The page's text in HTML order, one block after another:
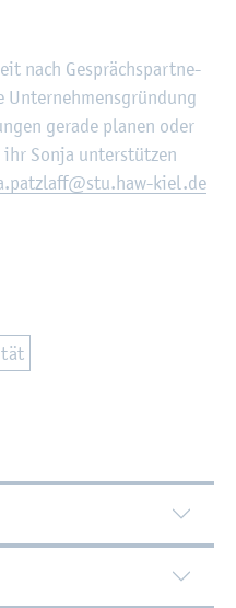
nach Ge­sprächs­part­ne­
ge­ra­de pla­nen oder
ihr Sonja un­ter­stüt­zen
​kiel.​de